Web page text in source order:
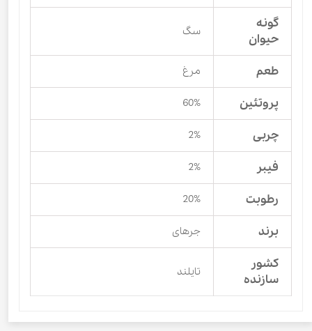
گونه
حیوان
سگ
طعم مرغ
پروتئین 60%
چربی 2%
فیبر 2%
رطوبت 20%
برند جرهای
کشور
سازنده
تایلند